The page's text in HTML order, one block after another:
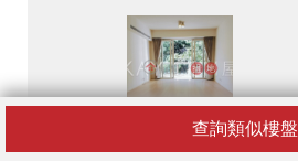
查詢類似樓盤
敦皓